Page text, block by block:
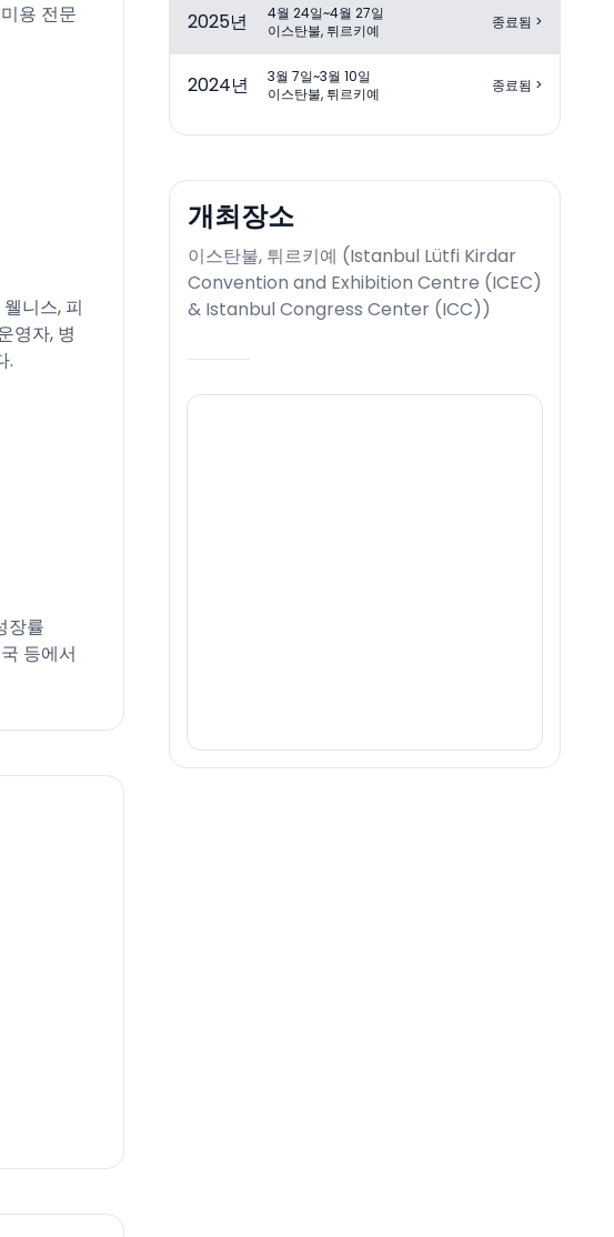
용 전문
니스, 피
영자, 병
.
장률
등에서
2025년
4월 24일~4월 27일
이스탄불, 튀르키예
종료됨 >
2024년
3월 7일~3월 10일
이스탄불, 튀르키예
종료됨 >
개최장소
이스탄불, 튀르키예 (Istanbul Lütfi Kirdar
Convention and Exhibition Centre (ICEC)
& Istanbul Congress Center (ICC))